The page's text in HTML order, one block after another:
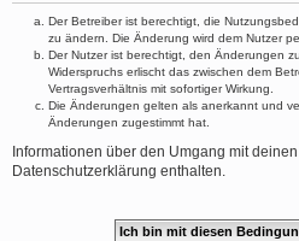
Der Betreiber ist berechtigt, die
zu ändern. Die Änderung wird dem Nutzer
Der Nutzer ist berechtigt, den Änderungen
Widerspruchs erlischt das zwischen dem
Vertragsverhältnis mit sofortiger Wirkung.
Die Änderungen gelten als anerkannt und
Änderungen zugestimmt hat.
Informationen über den Umgang mit
Datenschutzerklärung enthalten.